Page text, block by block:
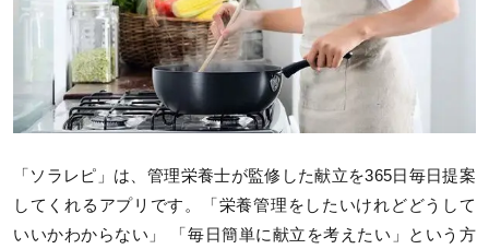
「ソラレピ」は、管理栄養士が監修した献立を365日毎日提案
してくれるアプリです。「栄養管理をしたいけれどどうして
いいかわからない」 「毎日簡単に献立を考えたい」という方